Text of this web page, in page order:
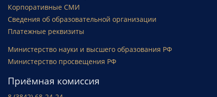
Корпоративные СМИ
Сведения об образовательной организации
Платежные реквизиты
Министерство науки и высшего образования РФ
Министерство просвещения РФ
Приёмная комиссия